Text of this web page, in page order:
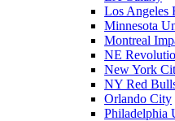
Los Angeles
Minnesota
Montreal
NE
New York
NY Red
Orlando City
Philadelphia